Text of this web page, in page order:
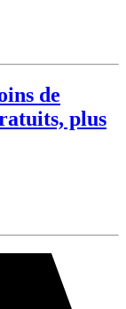
de
plus